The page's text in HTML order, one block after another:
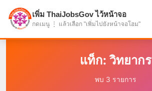
แบ่งปันโอกาส เพื่ออนาคตที่ก้าวหน้า
แท็ก: วิทยากร
พบ 3 รายการ
เพิ่ม ThaiJobsGov ไว้หน้าจอ
กดเมนู ⋮ แล้วเลือก "เพิ่มไปยังหน้าจอโฮม"